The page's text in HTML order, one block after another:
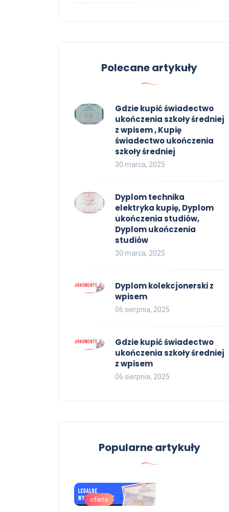
Polecane artykuły
Gdzie kupić świadectwo
ukończenia szkoły średniej
z wpisem , Kupię
świadectwo ukończenia
szkoły średniej
30 marca, 2025
Dyplom technika
elektryka kupię, Dyplom
ukończenia studiów,
Dyplom ukończenia
studiów
30 marca, 2025
Dyplom kolekcjonerski z
wpisem
06 sierpnia, 2025
Gdzie kupić świadectwo
ukończenia szkoły średniej
z wpisem
06 sierpnia, 2025
Popularne artykuły
oferta